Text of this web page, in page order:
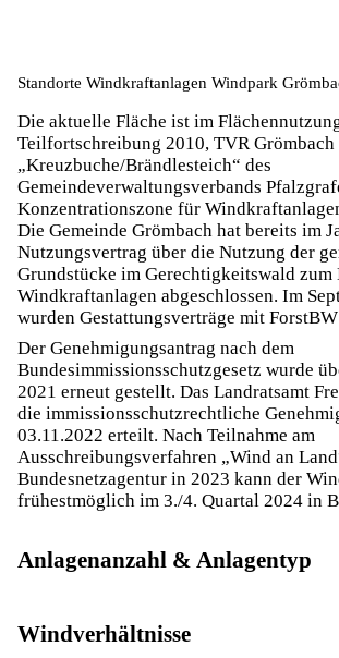
Standorte Windkraftanlagen Windpark
Die aktuelle Fläche ist im
Teilfortschreibung 2010, TVR Grömbach
„Kreuzbuche/Brändlesteich“ des
Gemeindeverwaltungsverbands
Konzentrationszone für
Die Gemeinde Grömbach hat bereits im
Nutzungsvertrag über die Nutzung der
Grundstücke im Gerechtigkeitswald zum
Windkraftanlagen abgeschlossen. Im
wurden Gestattungsverträge mit
Der Genehmigungsantrag nach dem
Bundesimmissionsschutzgesetz wurde
2021 erneut gestellt. Das Landratsamt
die immissionsschutzrechtliche
03.11.2022 erteilt. Nach Teilnahme am
Ausschreibungsverfahren „Wind an
Bundesnetzagentur in 2023 kann der
frühestmöglich im 3./4. Quartal 2024 in
Anlagenanzahl & Anlagentyp
Windverhältnisse